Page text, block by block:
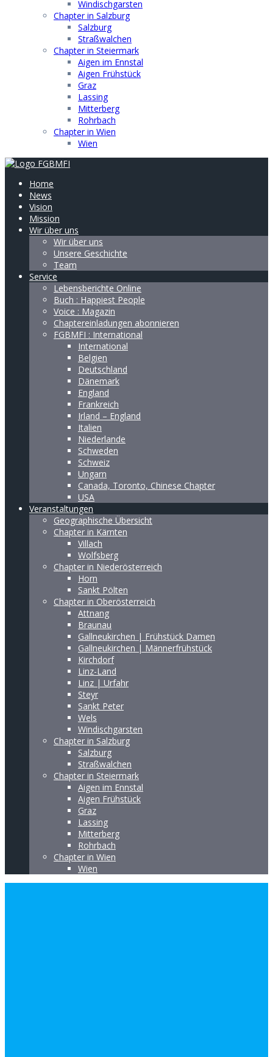
Windischgarsten
Chapter in Salzburg
Salzburg
Straßwalchen
Chapter in Steiermark
Aigen im Ennstal
Aigen Frühstück
Graz
Lassing
Mitterberg
Rohrbach
Chapter in Wien
Wien
Home
News
Vision
Mission
Wir über uns
Wir über uns
Unsere Geschichte
Team
Service
Lebensberichte Online
Buch : Happiest People
Voice : Magazin
Chaptereinladungen abonnieren
FGBMFI : International
International
Belgien
Deutschland
Dänemark
England
Frankreich
Irland – England
Italien
Niederlande
Schweden
Schweiz
Ungarn
Canada, Toronto, Chinese Chapter
USA
Veranstaltungen
Geographische Übersicht
Chapter in Kärnten
Villach
Wolfsberg
Chapter in Niederösterreich
Horn
Sankt Pölten
Chapter in Oberösterreich
Attnang
Braunau
Gallneukirchen | Frühstück Damen
Gallneukirchen | Männerfrühstück
Kirchdorf
Linz-Land
Linz | Urfahr
Steyr
Sankt Peter
Wels
Windischgarsten
Chapter in Salzburg
Salzburg
Straßwalchen
Chapter in Steiermark
Aigen im Ennstal
Aigen Frühstück
Graz
Lassing
Mitterberg
Rohrbach
Chapter in Wien
Wien